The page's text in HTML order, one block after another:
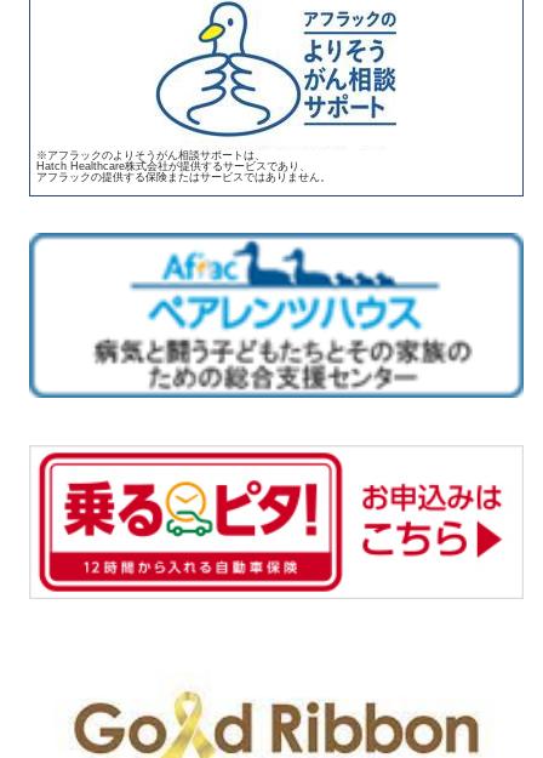
※アフラックのよりそうがん相談サポートは、
Hatch Healthcare株式会社が提供するサービスであり、
アフラックの提供する保険またはサービスではありません。